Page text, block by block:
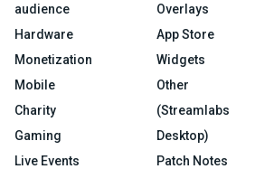
audience
Hardware
Monetization
Mobile
Charity
Gaming
Live Events
Overlays
App Store
Widgets
Other
(Streamlabs
Desktop)
Patch Notes